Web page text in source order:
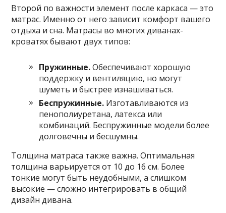
Второй по важности элемент после каркаса — это
матрас. Именно от него зависит комфорт вашего
отдыха и сна. Матрасы во многих диванах-
кроватях бывают двух типов:
Пружинные.Обеспечивают хорошую
поддержку и вентиляцию, но могут
шуметь и быстрее изнашиваться.
Беспружинные. Изготавливаются из
пенополиуретана, латекса или
комбинаций. Беспружинные модели более
долговечны и бесшумны.
Толщина матраса также важна. Оптимальная
толщина варьируется от 10 до 16 см. Более
тонкие могут быть неудобными, а слишком
высокие — сложно интегрировать в общий
дизайн дивана.